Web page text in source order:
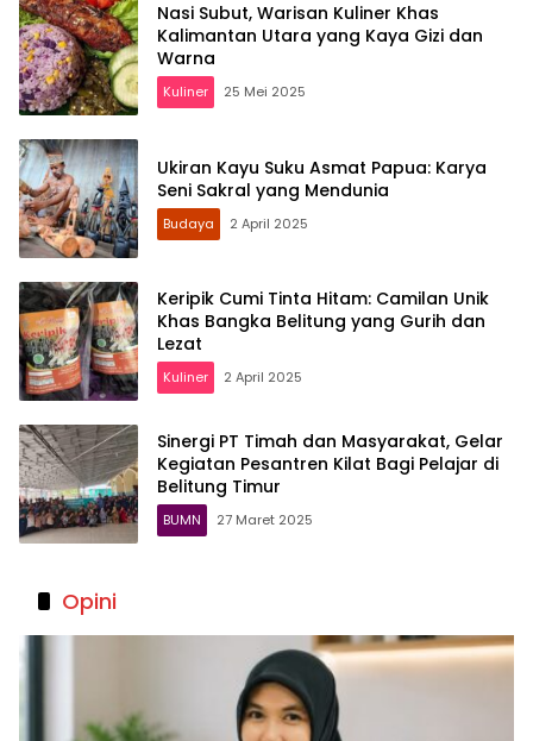
Nasi Subut, Warisan Kuliner Khas
Kalimantan Utara yang Kaya Gizi dan
Warna
Kuliner 25 Mei 2025
Ukiran Kayu Suku Asmat Papua: Karya
Seni Sakral yang Mendunia
Budaya 2 April 2025
Keripik Cumi Tinta Hitam: Camilan Unik
Khas Bangka Belitung yang Gurih dan
Lezat
Kuliner 2 April 2025
Sinergi PT Timah dan Masyarakat, Gelar
Kegiatan Pesantren Kilat Bagi Pelajar di
Belitung Timur
BUMN 27 Maret 2025
Opini